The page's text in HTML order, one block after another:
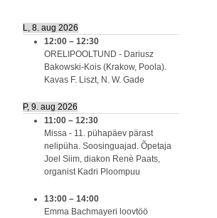
L, 8. aug 2026
12:00 – 12:30
ORELIPOOLTUND - Dariusz
Bakowski-Kois (Krakow, Poola).
Kavas F. Liszt, N. W. Gade
P, 9. aug 2026
11:00 – 12:30
Missa - 11. pühapäev pärast
nelipüha. Soosinguajad. Õpetaja
Joel Siim, diakon Renè Paats,
organist Kadri Ploompuu
13:00 – 14:00
Emma Bachmayeri loovtöö